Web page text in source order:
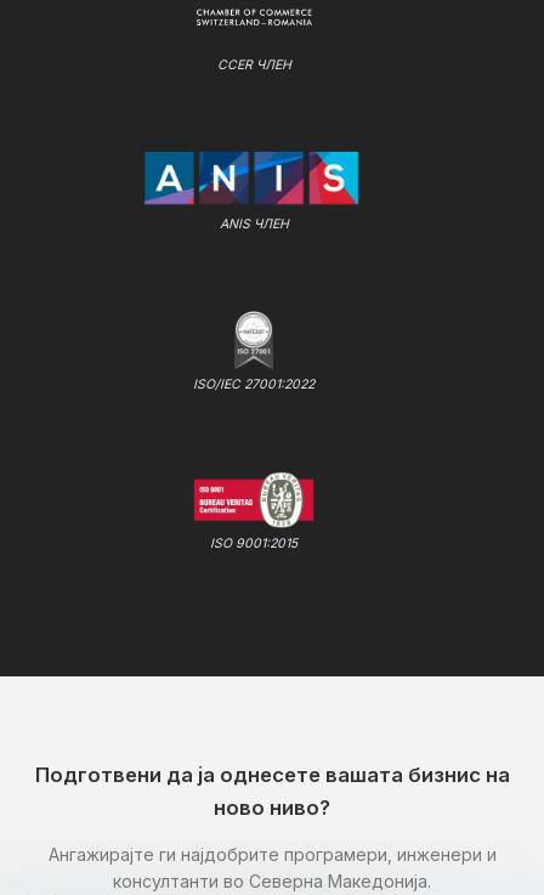
CCER ЧЛЕН
ANIS ЧЛЕН
ISO/IEC 27001:2022
ISO 9001:2015
Подготвени да ја однесете вашата бизнис на
ново ниво?
Ангажирајте ги најдобрите програмери, инженери и
консултанти во Северна Македонија.